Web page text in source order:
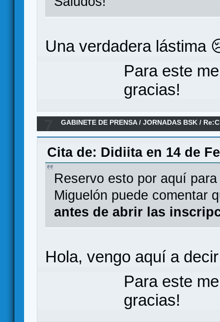
Una verdadera lástima
Para este
gracias!
GABINETE DE PRENSA/JORNADAS BSK /
Cita de: Didiita en 14 de
Reservo esto por aquí
Miguelón puede comentar
antes de abrir las
Hola, vengo aquí a
Para este
gracias!